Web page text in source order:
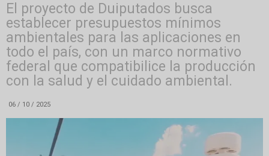
El proyecto de Duiputados busca
establecer presupuestos mínimos
ambientales para las aplicaciones en
todo el país, con un marco normativo
federal que compatibilice la producción
con la salud y el cuidado ambiental.
06 / 10 / 2025